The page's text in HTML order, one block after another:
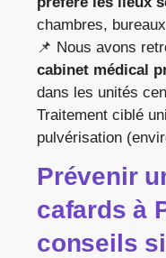
chambres,
📌 Nous avons
cabinet médical
dans les unités
Traitement ciblé
pulvérisation
Prévenir
cafards à
conseils